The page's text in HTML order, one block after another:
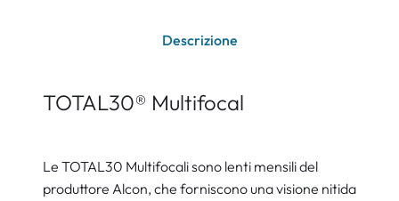
Descrizione
TOTAL30® Multifocal
Le TOTAL30 Multifocali sono lenti mensili del
produttore Alcon, che forniscono una visione nitida